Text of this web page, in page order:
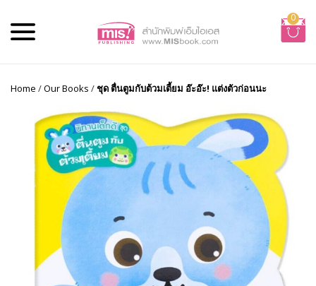
0
Home /Our Books / ชุด ตื่นตูมกับต้วมเตี้ยม อ๊ะอ๊ะ! แต่งตัวก่อนนะ